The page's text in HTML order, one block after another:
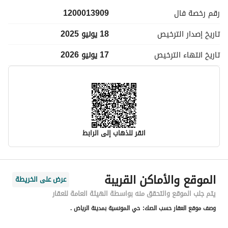
جودة الحياة داخل الكمباوند بشكل أكثر شمولاً.
رقم رخصة فال
1200013909
تاريخ إصدار الترخيص
18 يونيو 2025
تاريخ انتهاء الترخيص 17 يونيو 2026
انقر للذهاب إلى الرابط
معلومات مسؤول الإعلان
اسم المسؤول
-
رقم المسؤول
-
الموقع والأماكن القريبة
عرض على الخريطة
يتم جلب الموقع والتحقق منه بواسطة الهيئة العامة للعقار
وصف موقع العقار حسب الصك: حي المونسية بمدينة الرياض .